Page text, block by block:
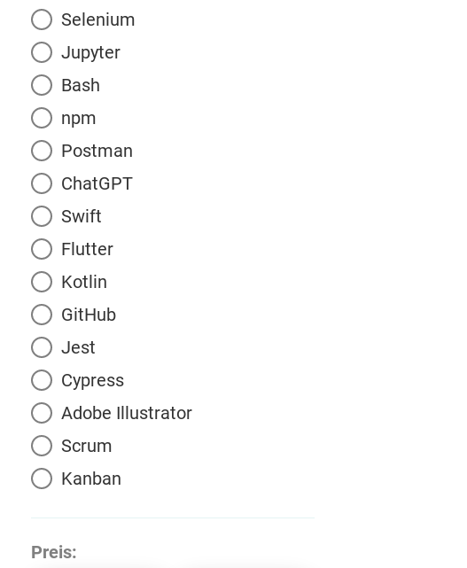
Selenium
Jupyter
Bash
npm
Postman
ChatGPT
Swift
Flutter
Kotlin
GitHub
Jest
Cypress
Adobe Illustrator
Scrum
Kanban
Preis: